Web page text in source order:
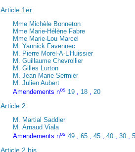
Article 1er
Mme Michèle Bonneton
Mme Marie-Hélène Fabre
Mme Marie-Lou Marcel
M. Yannick Favennec
M. Pierre Morel-A-L’Huissier
M. Guillaume Chevrollier
M. Gilles Lurton
M. Jean-Marie Sermier
M. Julien Aubert
Amendements nos 19, 18, 20
Article 2
M. Martial Saddier
M. Arnaud Viala
Amendements nos 49, 65, 45, 40, 30,
Article 2 bis